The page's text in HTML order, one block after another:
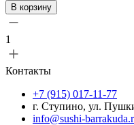
В корзину
1
Контакты
+7 (915) 017-11-77
г. Ступино, ул.
info@sushi-